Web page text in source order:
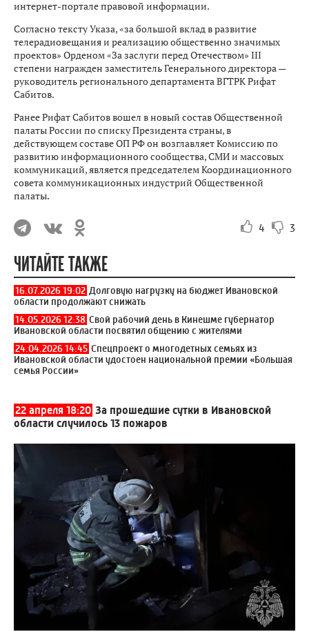
интернет-портале правовой информации.
Согласно тексту Указа, «за большой вклад в развитие
телерадиовещания и реализацию общественно значимых
проектов» Орденом «За заслуги перед Отечеством» III
степени награжден заместитель Генерального директора —
руководитель регионального департамента ВГТРК Рифат
Сабитов.
Ранее Рифат Сабитов вошел в новый состав Общественной
палаты России по списку Президента страны, в
действующем составе ОП РФ он возглавляет Комиссию по
развитию информационного сообщества, СМИ и массовых
коммуникаций, является председателем Координационного
совета коммуникационных индустрий Общественной
палаты.
4 3
ЧИТАЙТЕ ТАКЖЕ
16.07.2026 19:02 Долговую нагрузку на бюджет Ивановской
области продолжают снижать
14.05.2026 12:38 Свой рабочий день в Кинешме губернатор
Ивановской области посвятил общению с жителями
24.04.2026 14:45 Спецпроект о многодетных семьях из
Ивановской области удостоен национальной премии «Большая
семья России»
22 апреля 18:20 За прошедшие сутки в Ивановской
области случилось 13 пожаров